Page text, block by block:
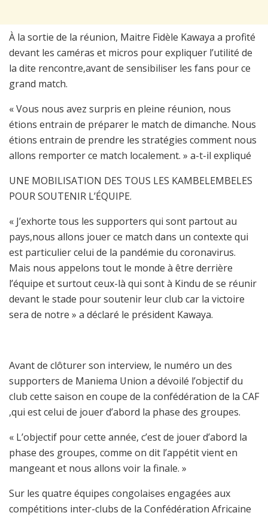
À la sortie de la réunion, Maitre Fidèle Kawaya a profité
devant les caméras et micros pour expliquer l’utilité de
la dite rencontre,avant de sensibiliser les fans pour ce
grand match.
« Vous nous avez surpris en pleine réunion, nous
étions entrain de préparer le match de dimanche. Nous
étions entrain de prendre les stratégies comment nous
allons remporter ce match localement. » a-t-il expliqué
UNE MOBILISATION DES TOUS LES KAMBELEMBELES
POUR SOUTENIR L’ÉQUIPE.
« J’exhorte tous les supporters qui sont partout au
pays,nous allons jouer ce match dans un contexte qui
est particulier celui de la pandémie du coronavirus.
Mais nous appelons tout le monde à être derrière
l’équipe et surtout ceux-là qui sont à Kindu de se réunir
devant le stade pour soutenir leur club car la victoire
sera de notre » a déclaré le président Kawaya.
Avant de clôturer son interview, le numéro un des
supporters de Maniema Union a dévoilé l’objectif du
club cette saison en coupe de la confédération de la CAF
,qui est celui de jouer d’abord la phase des groupes.
« L’objectif pour cette année, c’est de jouer d’abord la
phase des groupes, comme on dit l’appétit vient en
mangeant et nous allons voir la finale. »
Sur les quatre équipes congolaises engagées aux
compétitions inter-clubs de la Confédération Africaine